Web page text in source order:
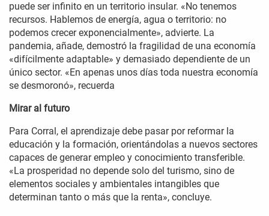
puede ser infinito en un territorio insular. «No tenemos
recursos. Hablemos de energía, agua o territorio: no
podemos crecer exponencialmente», advierte. La
pandemia, añade, demostró la fragilidad de una economía
«difícilmente adaptable» y demasiado dependiente de un
único sector. «En apenas unos días toda nuestra economía
se desmoronó», recuerda
Mirar al futuro
Para Corral, el aprendizaje debe pasar por reformar la
educación y la formación, orientándolas a nuevos sectores
capaces de generar empleo y conocimiento transferible.
«La prosperidad no depende solo del turismo, sino de
elementos sociales y ambientales intangibles que
determinan tanto o más que la renta», concluye.